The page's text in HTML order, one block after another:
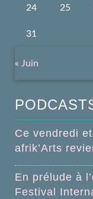
24 25
31
« Juin
Ce vendredi
afrik’Arts
En prélude à
Festival